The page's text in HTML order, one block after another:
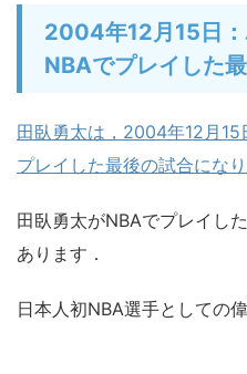
2004年12月15日
NBAでプレイした
田臥勇太は，2004年12月
プレイした最後の試合になり
田臥勇太がNBAでプレイし
あります．
日本人初NBA選手としての